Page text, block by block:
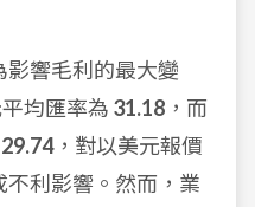
影響毛利的最大變
均匯率為 31.18 ，而
29.74，對以美元報價
不利影響。然而，業